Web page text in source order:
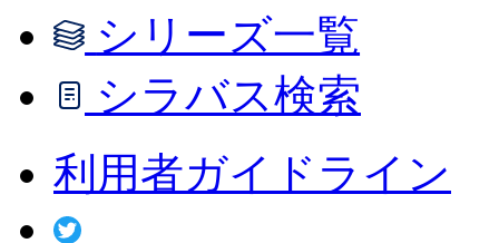
シリーズ一覧
シラバス検索
利用者ガイドライン